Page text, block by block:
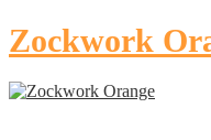
Zockwork